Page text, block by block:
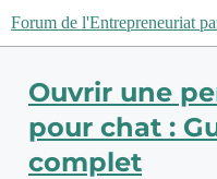
Forum de l'Entrepreneuriat
Ouvrir une
pour chat :
complet